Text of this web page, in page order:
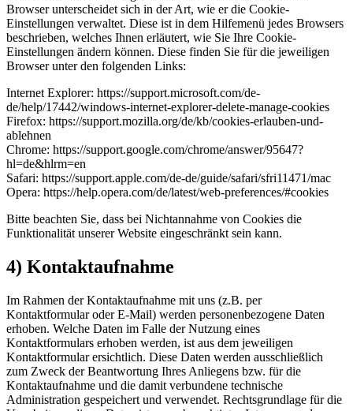
Browser unterscheidet sich in der Art, wie er die Cookie-
Einstellungen verwaltet. Diese ist in dem Hilfemenü jedes Browsers
beschrieben, welches Ihnen erläutert, wie Sie Ihre Cookie-
Einstellungen ändern können. Diese finden Sie für die jeweiligen
Browser unter den folgenden Links:
Internet Explorer: https://support.microsoft.com/de-
de/help/17442/windows-internet-explorer-delete-manage-cookies
Firefox: https://support.mozilla.org/de/kb/cookies-erlauben-und-
ablehnen
Chrome: https://support.google.com/chrome/answer/95647?
hl=de&hlrm=en
Safari: https://support.apple.com/de-de/guide/safari/sfri11471/mac
Opera: https://help.opera.com/de/latest/web-preferences/#cookies
Bitte beachten Sie, dass bei Nichtannahme von Cookies die
Funktionalität unserer Website eingeschränkt sein kann.
4) Kontaktaufnahme
Im Rahmen der Kontaktaufnahme mit uns (z.B. per
Kontaktformular oder E-Mail) werden personenbezogene Daten
erhoben. Welche Daten im Falle der Nutzung eines
Kontaktformulars erhoben werden, ist aus dem jeweiligen
Kontaktformular ersichtlich. Diese Daten werden ausschließlich
zum Zweck der Beantwortung Ihres Anliegens bzw. für die
Kontaktaufnahme und die damit verbundene technische
Administration gespeichert und verwendet. Rechtsgrundlage für die